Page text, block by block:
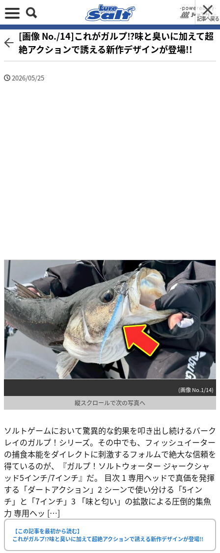
記事へ戻る
[画像 No./14]これがガルプ⁉味と臭いに加えて超
絶アクションで誘える新作デザインが登場!!
2026/05/25
(画像 No.1/14)
縦スクロールで次の写真へ
ソルトゲームにおいて驚異的な釣果を叩き出し続けるバーク
レイのガルプ！シリーズ。その中でも、フィッシュイーター
の捕食本能をダイレクトに刺激するフォルムで絶大な信頼を
得ているのが、『ガルプ！ソルトウォーター ジャークシャ
ッド5インチ/7インチ』だ。 目次 1 専用ヘッドで真価を発揮
する「ダートアクション」2 シーンで使い分ける「5イン
チ」と「7インチ」3 「味と匂い」の拡散による圧倒的集魚
力 専用ヘッ […]
【この記事を最初から読む】
これがガルプ⁉味と臭いに加えて超絶アクションで誘える新作デザインが登場!!